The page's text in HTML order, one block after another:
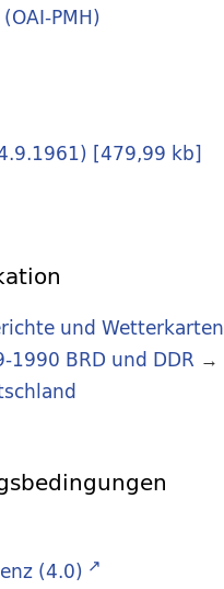
PMH)
[479,99 kb]
und Wetterkarten
1990 BRD und DDR →
(4.0)